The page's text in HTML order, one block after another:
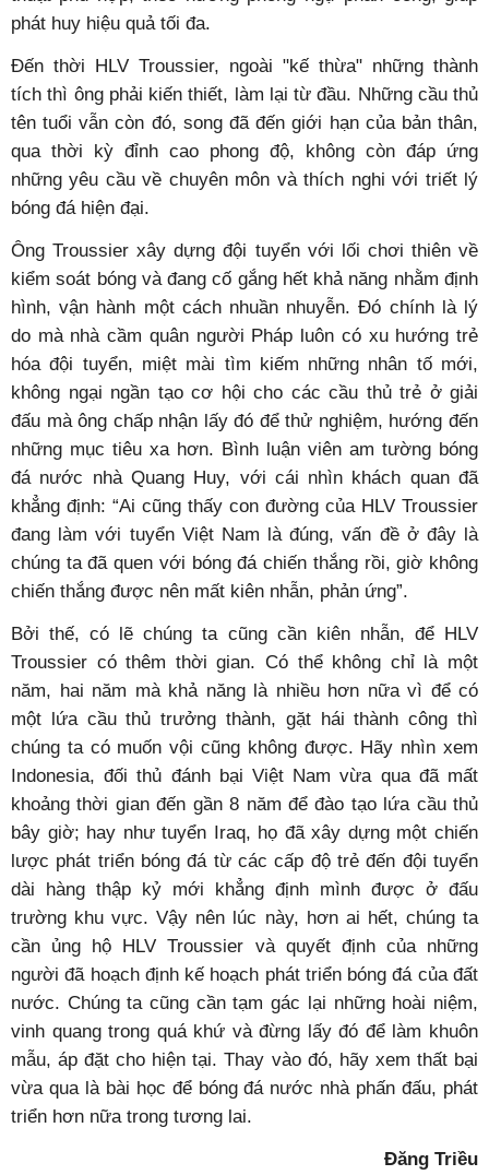
phát huy hiệu quả tối đa.
Đến thời HLV Troussier, ngoài "kế thừa" những thành
tích thì ông phải kiến thiết, làm lại từ đầu. Những cầu thủ
tên tuổi vẫn còn đó, song đã đến giới hạn của bản thân,
qua thời kỳ đỉnh cao phong độ, không còn đáp ứng
những yêu cầu về chuyên môn và thích nghi với triết lý
bóng đá hiện đại.
Ông Troussier xây dựng đội tuyển với lối chơi thiên về
kiểm soát bóng và đang cố gắng hết khả năng nhằm định
hình, vận hành một cách nhuần nhuyễn. Đó chính là lý
do mà nhà cầm quân người Pháp luôn có xu hướng trẻ
hóa đội tuyển, miệt mài tìm kiếm những nhân tố mới,
không ngại ngần tạo cơ hội cho các cầu thủ trẻ ở giải
đấu mà ông chấp nhận lấy đó để thử nghiệm, hướng đến
những mục tiêu xa hơn. Bình luận viên am tường bóng
đá nước nhà Quang Huy, với cái nhìn khách quan đã
khẳng định: “Ai cũng thấy con đường của HLV Troussier
đang làm với tuyển Việt Nam là đúng, vấn đề ở đây là
chúng ta đã quen với bóng đá chiến thắng rồi, giờ không
chiến thắng được nên mất kiên nhẫn, phản ứng”.
Bởi thế, có lẽ chúng ta cũng cần kiên nhẫn, để HLV
Troussier có thêm thời gian. Có thể không chỉ là một
năm, hai năm mà khả năng là nhiều hơn nữa vì để có
một lứa cầu thủ trưởng thành, gặt hái thành công thì
chúng ta có muốn vội cũng không được. Hãy nhìn xem
Indonesia, đối thủ đánh bại Việt Nam vừa qua đã mất
khoảng thời gian đến gần 8 năm để đào tạo lứa cầu thủ
bây giờ; hay như tuyển Iraq, họ đã xây dựng một chiến
lược phát triển bóng đá từ các cấp độ trẻ đến đội tuyển
dài hàng thập kỷ mới khẳng định mình được ở đấu
trường khu vực. Vậy nên lúc này, hơn ai hết, chúng ta
cần ủng hộ HLV Troussier và quyết định của những
người đã hoạch định kế hoạch phát triển bóng đá của đất
nước. Chúng ta cũng cần tạm gác lại những hoài niệm,
vinh quang trong quá khứ và đừng lấy đó để làm khuôn
mẫu, áp đặt cho hiện tại. Thay vào đó, hãy xem thất bại
vừa qua là bài học để bóng đá nước nhà phấn đấu, phát
triển hơn nữa trong tương lai.
Đăng Triều